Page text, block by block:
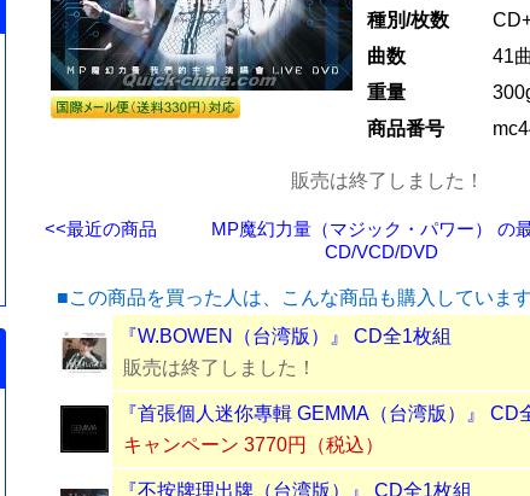
種別/枚数
曲数
41
重量
商品番号
販売は終了しました！
<<最近の商品
MP魔幻力量（マジック・パワー） の
CD/VCD/DVD
■この商品を買った人は、こんな商品も購入していま
『W.BOWEN（台湾版）』 CD全1枚組
販売は終了しました！
『首張個人迷你專輯 GEMMA（台湾版）』 CD
キャンペーン 3770円（税込）
『不按牌理出牌（台湾版）』 CD全1枚組